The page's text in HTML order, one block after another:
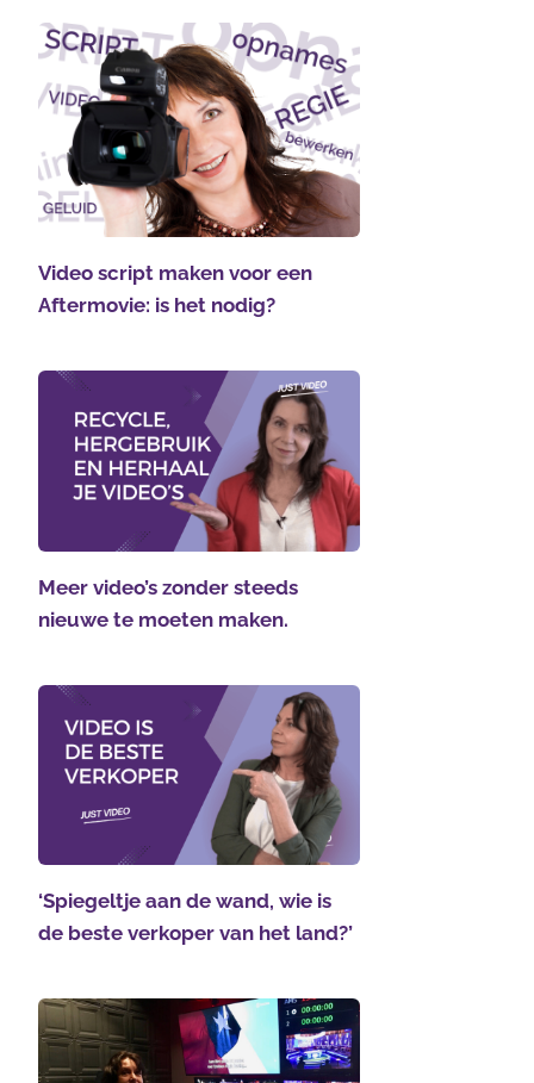
Video script maken voor een
Aftermovie: is het nodig?
Meer video’s zonder steeds
nieuwe te moeten maken.
‘Spiegeltje aan de wand, wie is
de beste verkoper van het land?’